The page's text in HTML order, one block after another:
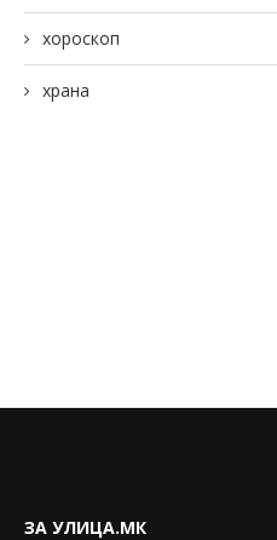
хороскоп
храна
ЗА УЛИЦА.МК